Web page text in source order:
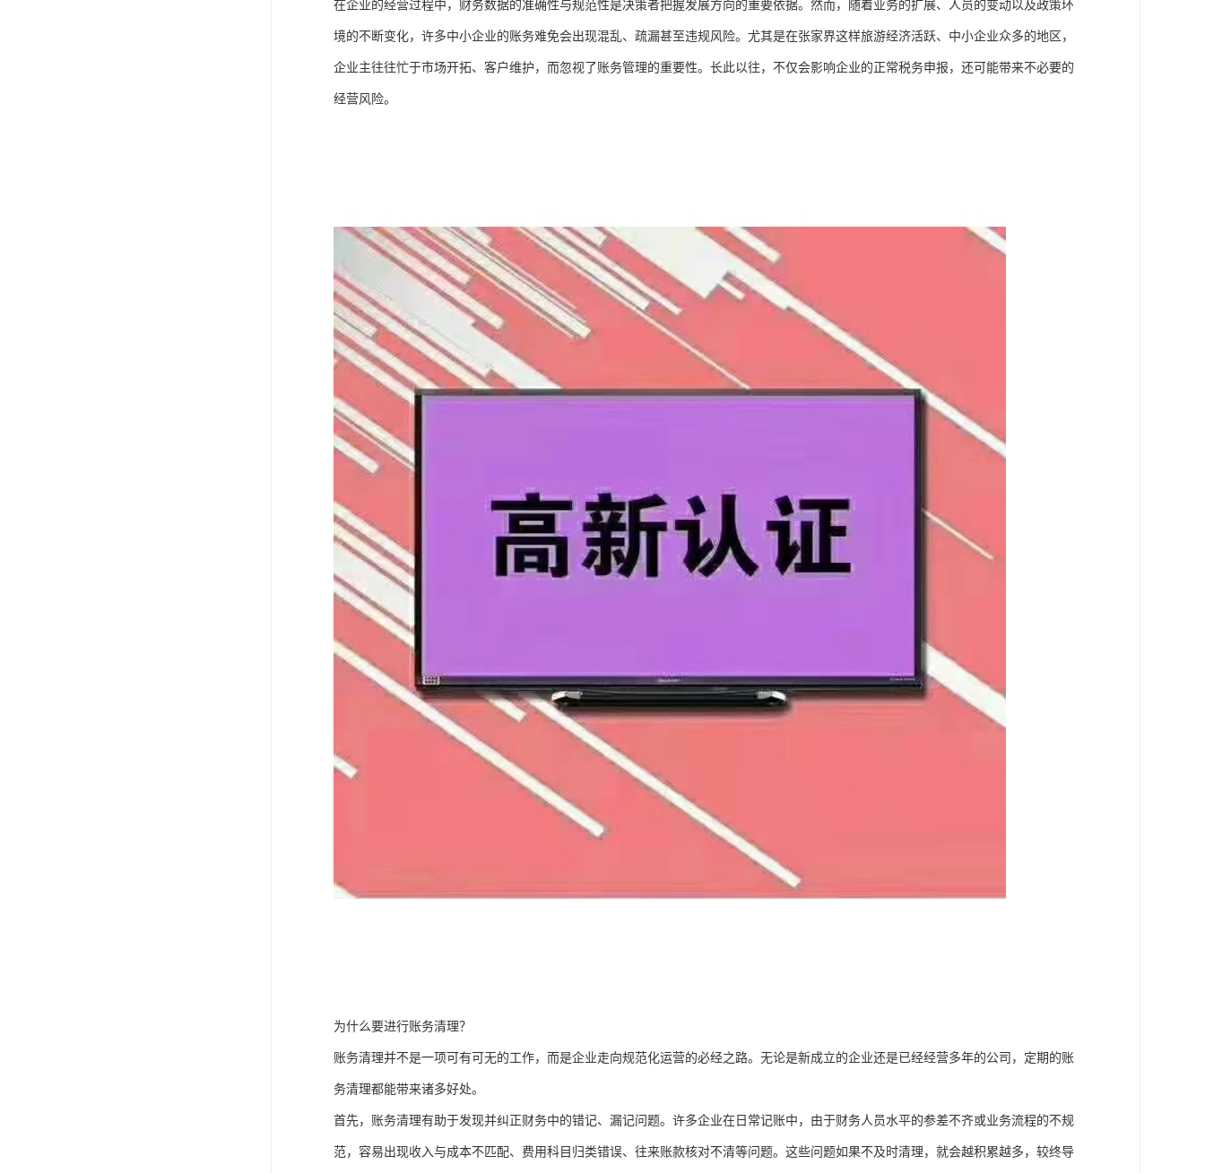
在企业的经营过程中，财务数据的准确性与规范性是决策者把握发展方向的重要依据。然而，随着业务的扩展、人员的变动以及政策环
境的不断变化，许多中小企业的账务难免会出现混乱、疏漏甚至违规风险。尤其是在张家界这样旅游经济活跃、中小企业众多的地区，
企业主往往忙于市场开拓、客户维护，而忽视了账务管理的重要性。长此以往，不仅会影响企业的正常税务申报，还可能带来不必要的
经营风险。
为什么要进行账务清理？
账务清理并不是一项可有可无的工作，而是企业走向规范化运营的必经之路。无论是新成立的企业还是已经经营多年的公司，定期的账
务清理都能带来诸多好处。
首先，账务清理有助于发现并纠正财务中的错记、漏记问题。许多企业在日常记账中，由于财务人员水平的参差不齐或业务流程的不规
范，容易出现收入与成本不匹配、费用科目归类错误、往来账款核对不清等问题。这些问题如果不及时清理，就会越积累越多，较终导